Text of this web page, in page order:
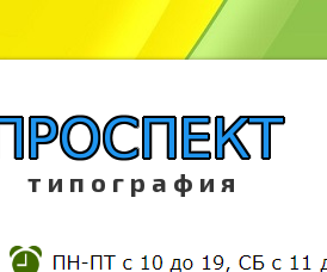
т и п о г р а ф и я